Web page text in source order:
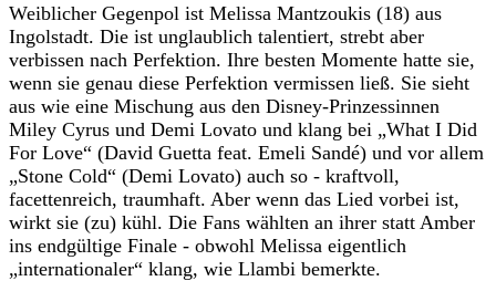
Weiblicher Gegenpol ist Melissa Mantzoukis (18) aus
Ingolstadt. Die ist unglaublich talentiert, strebt aber
verbissen nach Perfektion. Ihre besten Momente hatte sie,
wenn sie genau diese Perfektion vermissen ließ. Sie sieht
aus wie eine Mischung aus den Disney-Prinzessinnen
Miley Cyrus und Demi Lovato und klang bei „What I Did
For Love“ (David Guetta feat. Emeli Sandé) und vor allem
„Stone Cold“ (Demi Lovato) auch so - kraftvoll,
facettenreich, traumhaft. Aber wenn das Lied vorbei ist,
wirkt sie (zu) kühl. Die Fans wählten an ihrer statt Amber
ins endgültige Finale - obwohl Melissa eigentlich
„internationaler“ klang, wie Llambi bemerkte.